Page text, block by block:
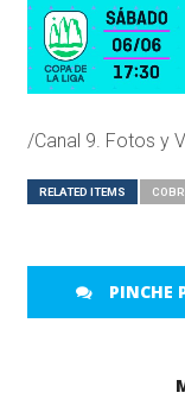
/Canal 9. Fotos y
RELATED ITEMS
PINCHE